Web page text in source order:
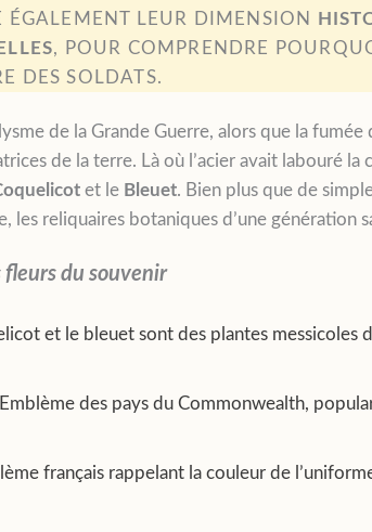
ÉGALEMENT LEUR DIMENSION
, POUR COMPRENDRE
DES SOLDATS.
de la Grande Guerre, alors que la
de la terre. Là où l’acier avait labouré
et le Bleuet. Bien plus que de
les reliquaires botaniques d’une génération
fleurs du souvenir
et le bleuet sont des plantes
Emblème des pays du Commonwealth,
français rappelant la couleur de